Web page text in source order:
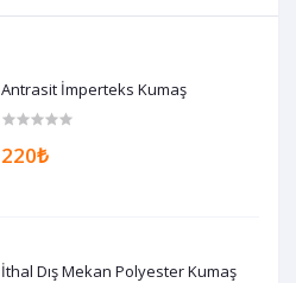
Antrasit İmperteks Kumaş
220₺
İthal Dış Mekan Polyester Kumaş